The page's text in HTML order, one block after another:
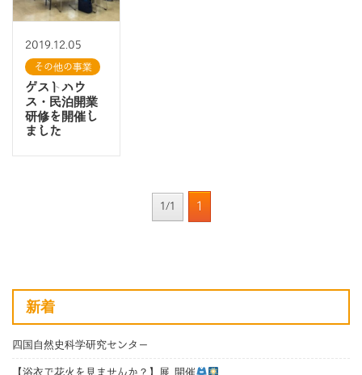
2019.12.05
その他の事業
ゲストハウ
ス・民泊開業
研修を開催し
ました
1/1 1
新着
四国自然史科学研究センター